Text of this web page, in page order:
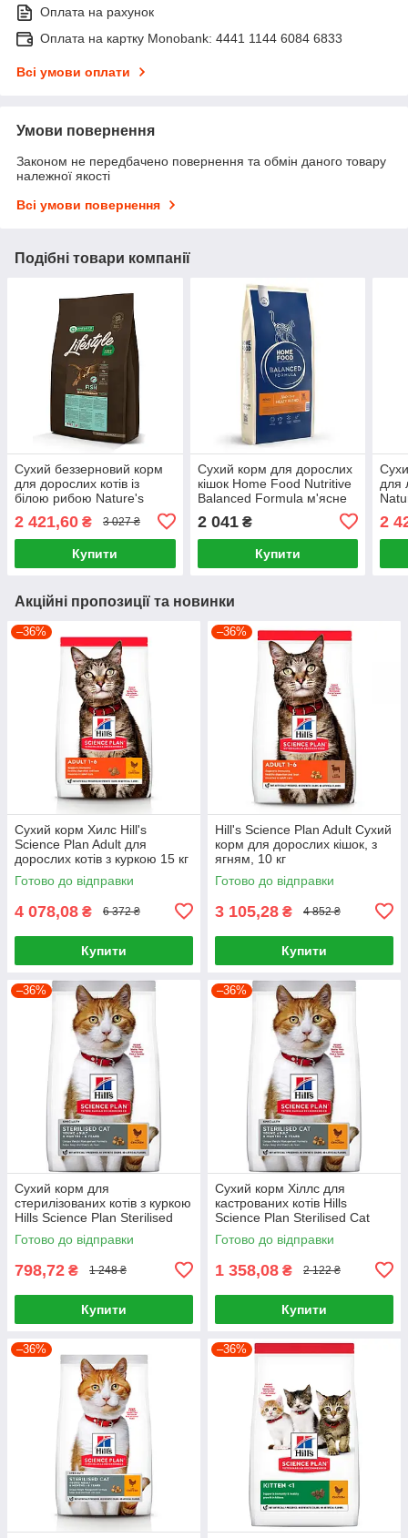
Оплата на рахунок
Оплата на картку Monobank: 4441 1144 6084 6833
Всі умови оплати
Умови повернення
Законом не передбачено повернення та обмін даного товару
належної якості
Всі умови повернення
Подібні товари компанії
Сухий беззерновий корм
для дорослих котів із
білою рибою Nature's
Protection Lifestyle Grain
Free 7 кг
2 421,60 ₴ 3 027 ₴
Купити
Сухий корм для дорослих
кішок Home Food Nutritive
Balanced Formula м'ясне
2 041₴
Купити
для
Cat
2
Акційні пропозиції та новинки
–36%
Сухий корм Хилс Hill's
Science Plan Adult для
дорослих котів з куркою 15 кг
Готово до відправки
4 078,08 ₴ 6 372 ₴
Купити
–36%
Hill's Science Plan Adult Сухий
корм для дорослих кішок, з
ягням, 10 кг
Готово до відправки
3 105,28 ₴ 4 852 ₴
Купити
–36%
Сухий корм для
стерилізованих котів з куркою
Hills Science Plan Sterilised
Cat Young Adult Chicken 1,5кг
Готово до відправки
798,72 ₴ 1 248 ₴
Купити
–36%
Сухий корм Хіллс для
кастрованих котів Hills
Science Plan Sterilised Cat
Young Adult Chicken 3кг
Готово до відправки
1 358,08 ₴ 2 122 ₴
Купити
–36% –36%